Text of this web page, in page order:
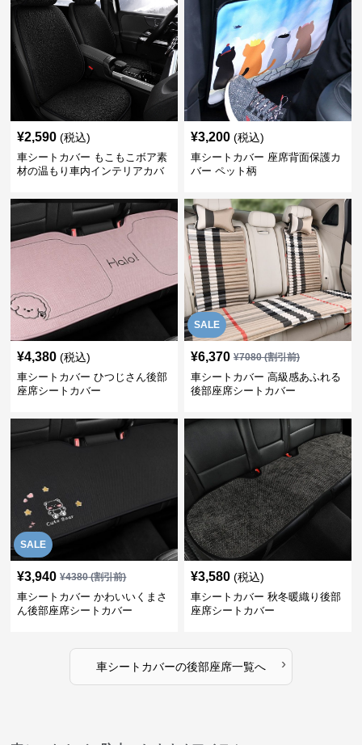
¥2,590 (税込)
車シートカバー もこもこボア素
材の温もり車内インテリアカバ
¥3,200 (税込)
車シートカバー 座席背面保護カ
バー ペット柄
¥4,380 (税込)
車シートカバー ひつじさん後部
座席シートカバー
SALE
¥6,370 ¥7080(割引前)
車シートカバー 高級感あふれる
後部座席シートカバー
SALE
¥3,940 ¥4380(割引前)
車シートカバー かわいいくまさ
ん後部座席シートカバー
¥3,580 (税込)
車シートカバー 秋冬暖織り後部
座席シートカバー
車シートカバーの後部座席一覧へ ›